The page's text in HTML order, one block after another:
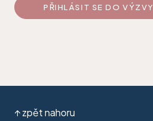
PŘIHLÁSIT SE DO VÝZVY
↑ zpět nahoru